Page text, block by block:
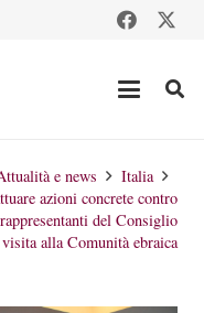
e news
Italia
azioni concrete contro
del Consiglio
alla Comunità ebraica